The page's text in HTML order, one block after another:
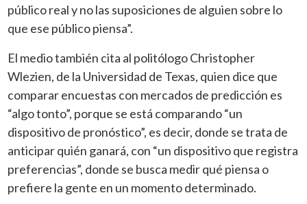
público real y no las suposiciones de alguien sobre lo
que ese público piensa”.
El medio también cita al politólogo Christopher
Wlezien, de la Universidad de Texas, quien dice que
comparar encuestas con mercados de predicción es
“algo tonto”, porque se está comparando “un
dispositivo de pronóstico”, es decir, donde se trata de
anticipar quién ganará, con “un dispositivo que registra
preferencias”, donde se busca medir qué piensa o
prefiere la gente en un momento determinado.